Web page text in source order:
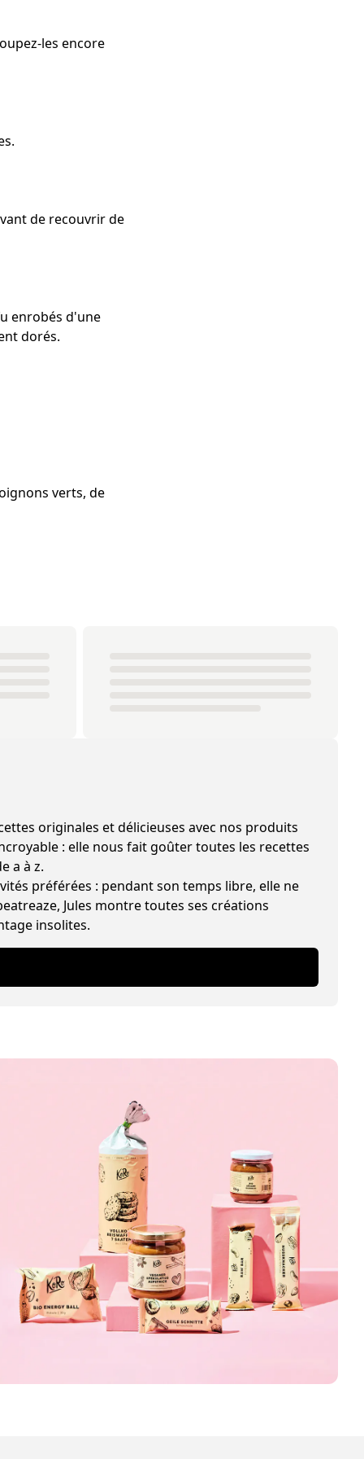
les encore
de recouvrir de
enrobés d'une
dorés.
verts, de
et délicieuses avec nos produits
: elle nous fait goûter toutes les recettes
a à z.
préférées : pendant son temps libre, elle ne
Jules montre toutes ses créations
insolites.